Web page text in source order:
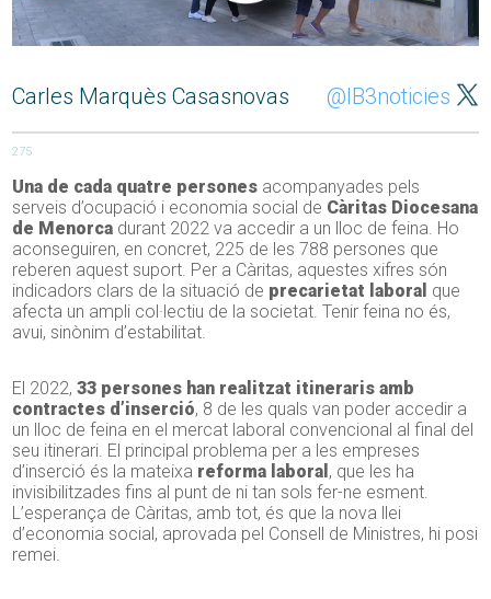
Carles Marquès Casasnovas @IB3noticies
275
Una de cada quatre persones acompanyades pels
serveis d’ocupació i economia social de Càritas Diocesana
de Menorca durant 2022 va accedir a un lloc de feina. Ho
aconseguiren, en concret, 225 de les 788 persones que
reberen aquest suport. Per a Càritas, aquestes xifres són
indicadors clars de la situació de precarietat laboral que
afecta un ampli col·lectiu de la societat. Tenir feina no és,
avui, sinònim d’estabilitat.
El 2022,33 persones han realitzat itineraris amb
contractes d’inserció, 8 de les quals van poder accedir a
un lloc de feina en el mercat laboral convencional al final del
seu itinerari. El principal problema per a les empreses
d’inserció és la mateixa reforma laboral , que les ha
invisibilitzades fins al punt de ni tan sols fer-ne esment.
L’esperança de Càritas, amb tot, és que la nova llei
d’economia social, aprovada pel Consell de Ministres, hi posi
remei.